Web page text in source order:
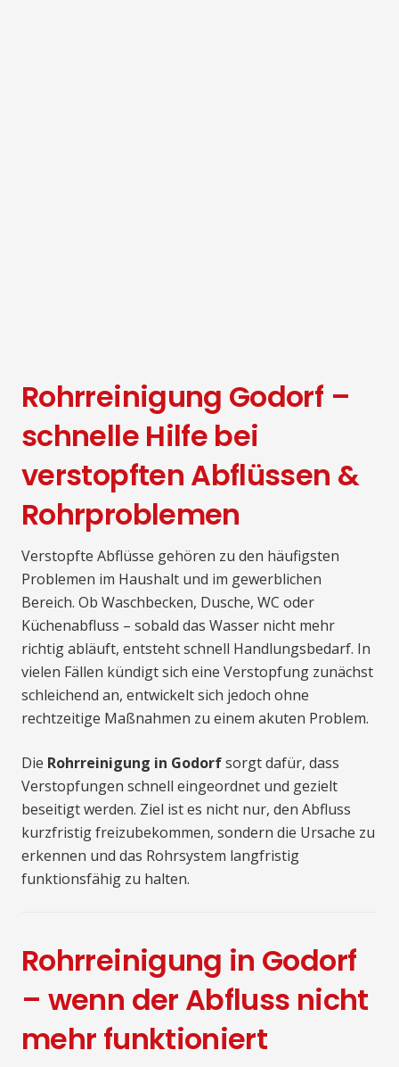
Rohrreinigung Godorf –
schnelle Hilfe bei
verstopften Abflüssen &
Rohrproblemen
Verstopfte Abflüsse gehören zu den häufigsten
Problemen im Haushalt und im gewerblichen
Bereich. Ob Waschbecken, Dusche, WC oder
Küchenabfluss – sobald das Wasser nicht mehr
richtig abläuft, entsteht schnell Handlungsbedarf. In
vielen Fällen kündigt sich eine Verstopfung zunächst
schleichend an, entwickelt sich jedoch ohne
rechtzeitige Maßnahmen zu einem akuten Problem.
Die Rohrreinigung in Godorfsorgt dafür, dass
Verstopfungen schnell eingeordnet und gezielt
beseitigt werden. Ziel ist es nicht nur, den Abfluss
kurzfristig freizubekommen, sondern die Ursache zu
erkennen und das Rohrsystem langfristig
funktionsfähig zu halten.
Rohrreinigung in Godorf
– wenn der Abfluss nicht
mehr funktioniert